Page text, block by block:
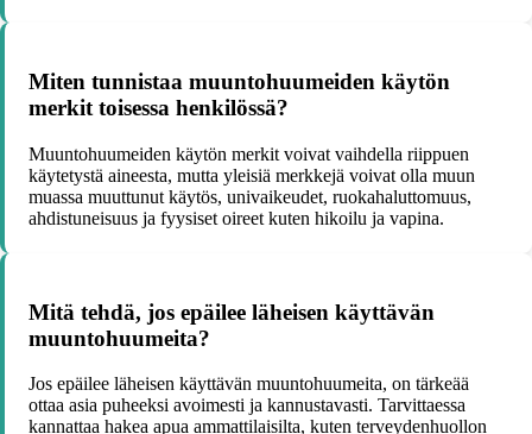
Miten tunnistaa muuntohuumeiden käytön
merkit toisessa henkilössä?
Muuntohuumeiden käytön merkit voivat vaihdella riippuen
käytetystä aineesta, mutta yleisiä merkkejä voivat olla muun
muassa muuttunut käytös, univaikeudet, ruokahaluttomuus,
ahdistuneisuus ja fyysiset oireet kuten hikoilu ja vapina.
Mitä tehdä, jos epäilee läheisen käyttävän
muuntohuumeita?
Jos epäilee läheisen käyttävän muuntohuumeita, on tärkeää
ottaa asia puheeksi avoimesti ja kannustavasti. Tarvittaessa
kannattaa hakea apua ammattilaisilta, kuten terveydenhuollon